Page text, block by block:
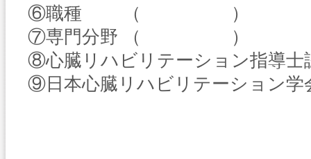
⑥職種 （ ）
⑦専門分野 （ ）
⑧心臓リハビリテーション
⑨日本心臓リハビリテーシ